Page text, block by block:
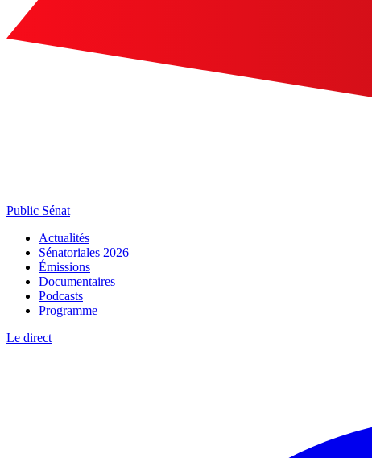
Public Sénat
Actualités
Sénatoriales 2026
Émissions
Documentaires
Podcasts
Programme
Le direct